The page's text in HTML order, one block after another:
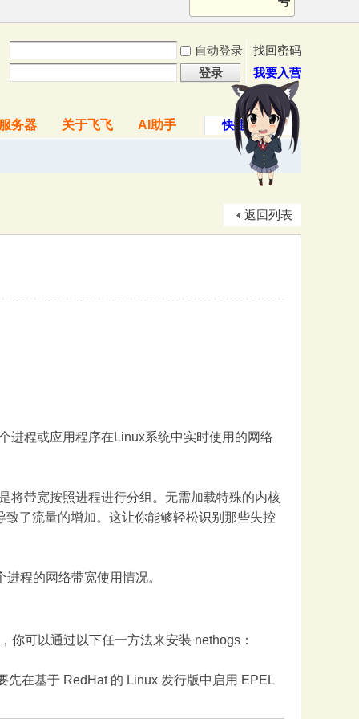
自动登录
找回密码
登录
我要入营
快捷导航
务器 关于飞飞 AI助手
返回列表
进程或应用程序在Linux系统中实时使用的网络
将带宽按照进程进行分组。无需加载特殊的内核
了流量的增加。这让你能够轻松识别那些失控
程的网络带宽使用情况。
你可以通过以下任一方法来安装 nethogs：
在基于 RedHat 的 Linux 发行版中启用 EPEL